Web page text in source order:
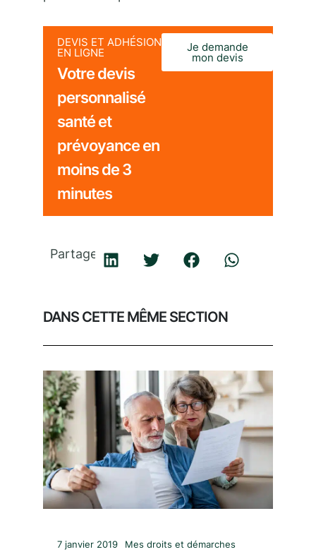
DEVIS ET ADHÉSION
EN LIGNE
Votre devis
personnalisé
santé et
prévoyance en
moins de 3
minutes
Je demande
mon devis
Partager
DANS CETTE MÊME SECTION
7 janvier 2019 Mes droits et démarches